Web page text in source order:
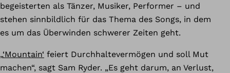
begeisterten als Tänzer, Musiker, Performer – und
stehen sinnbildlich für das Thema des Songs, in dem
es um das Überwinden schwerer Zeiten geht.
„‘Mountain‘ feiert Durchhaltevermögen und soll Mut
machen“, sagt Sam Ryder. „Es geht darum, an Verlust,